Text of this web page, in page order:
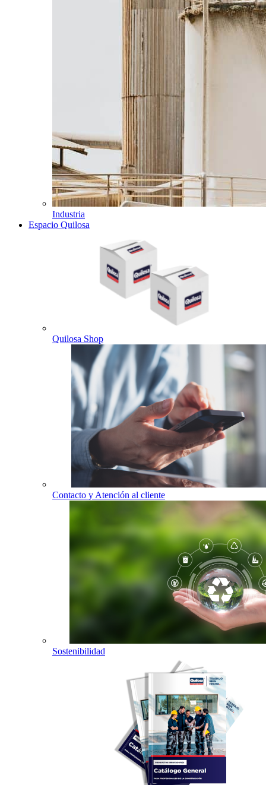
Industria
Espacio Quilosa
Quilosa Shop
Contacto y Atención al cliente
Sostenibilidad